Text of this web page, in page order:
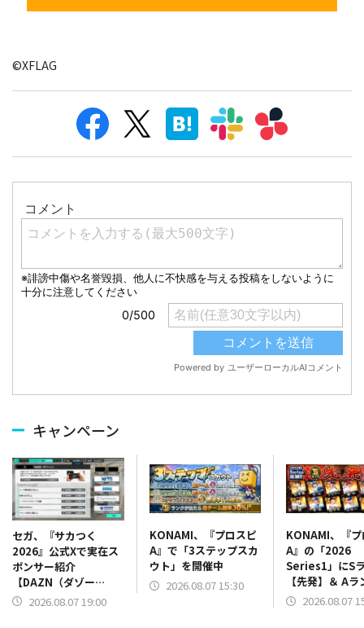
©XFLAG
キャンペーン
セガ、『サカつく
2026』公式Xで実在ス
ポンサー紹介
【DAZN（ダゾー
ン）】篇をポスト
2026.08.07 19:00
KONAMI、『プロスピ
A』で「3ステップスカ
ウト」を開催中
2026.08.07 15:30
KONAMI、『
A』の「2026
Series1」にS
【先発】＆ Aラ
【野手】新登
2026.08.07